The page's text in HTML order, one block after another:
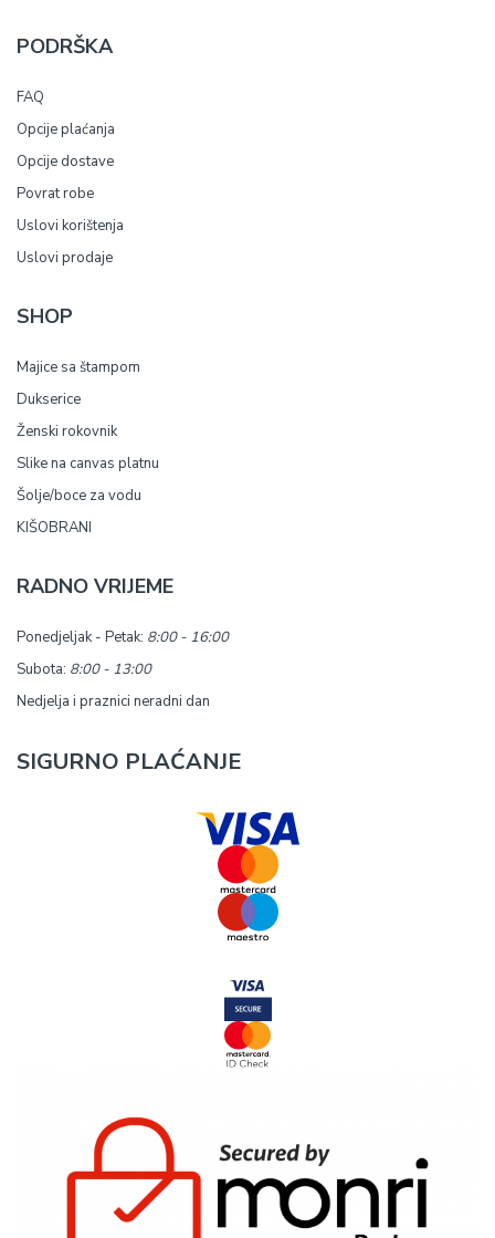
PODRŠKA
FAQ
Opcije plaćanja
Opcije dostave
Povrat robe
Uslovi korištenja
Uslovi prodaje
SHOP
Majice sa štampom
Dukserice
Ženski rokovnik
Slike na canvas platnu
Šolje/boce za vodu
KIŠOBRANI
RADNO VRIJEME
Ponedjeljak - Petak: 8:00 - 16:00
Subota: 8:00 - 13:00
Nedjelja i praznici neradni dan
SIGURNO PLAĆANJE